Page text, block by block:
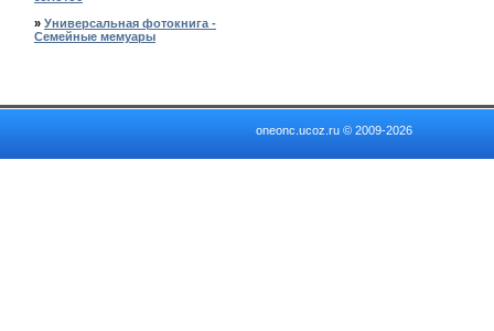
» Универсальная фотокнига -
Семейные мемуары
oneonc.ucoz.ru © 2009-2026